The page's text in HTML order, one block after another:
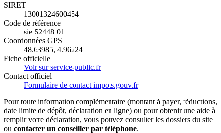
SIRET
13001324600454
Code de référence
sie-52448-01
Coordonnées GPS
48.63985, 4.96224
Fiche officielle
Voir sur service-public.fr
Contact officiel
Formulaire de contact impots.gouv.fr
Pour toute information complémentaire (montant à payer, réductions,
date limite de dépôt, déclaration en ligne) ou pour obtenir une aide à
remplir votre déclaration, vous pouvez consulter les dossiers du site
ou contacter un conseiller par téléphone.